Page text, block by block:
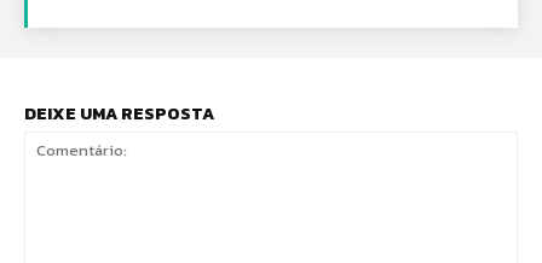
DEIXE UMA RESPOSTA